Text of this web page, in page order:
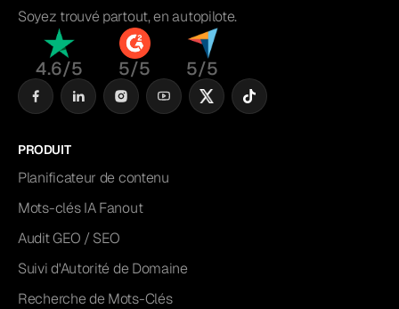
Soyez trouvé partout, en autopilote.
4.6/5 5/5 5/5
PRODUIT
Planificateur de contenu
Mots-clés IA Fanout
Audit GEO / SEO
Suivi d'Autorité de Domaine
Recherche de Mots-Clés